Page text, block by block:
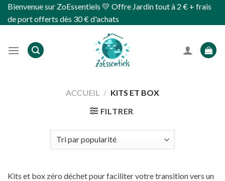
SkipBienvenue sur ZoEssentiels 💛 Offre Jardin tout à 2 € + frais
de port offerts dès 30 € d'achats
ACCUEIL / KITS ET BOX
FILTRER
Kits et box zéro déchet pour faciliter votre transition vers un